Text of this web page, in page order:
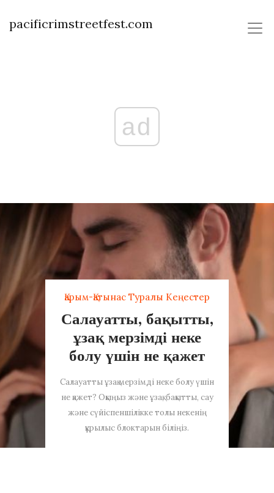
pacificrimstreetfest.com
ad
Қарым-Қатынас Туралы Кеңестер
Салауатты, бақытты,
ұзақ мерзімді неке
болу үшін не қажет
Салауатты ұзақ мерзімді неке болу үшін
не қажет? Оқыңыз және ұзақ, бақытты, сау
және сүйіспеншілікке толы некенің
құрылыс блоктарын біліңіз.